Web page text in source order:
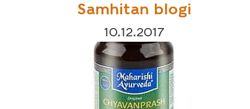
Samhitan blogi
10.12.2017